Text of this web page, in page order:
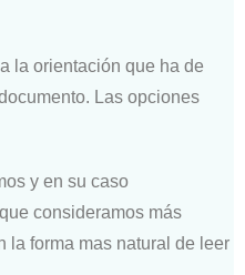
la orientación que ha de
Las opciones
y en su caso
consideramos más
la forma mas natural de leer